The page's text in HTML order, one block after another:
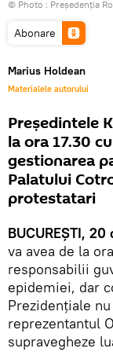
© Photo : Președenția
Abonare
Marius Holdean
Materialele autorului
Președintele
la ora 17.30
gestionarea
Palatului
protestatari
BUCUREȘTI,
va avea de la
responsabilii
epidemiei, dar
Prezidențiale
reprezentantul
supravegheze